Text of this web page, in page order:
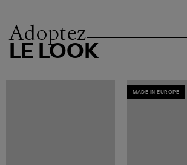
Adoptez
LE LOOK
MADE IN EUROPE